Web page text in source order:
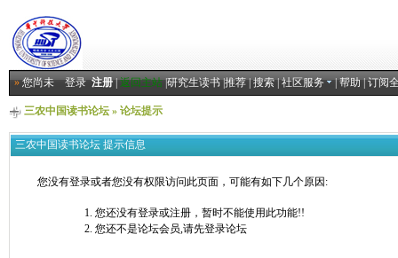
»您尚未登录 注册|返回主站|研究生读书|推荐|搜索|社区服务 |帮助|订阅
三农中国读书论坛» 论坛提示
三农中国读书论坛 提示信息
您没有登录或者您没有权限访问此页面，可能有如下几个原因:
您还没有登录或注册，暂时不能使用此功能!!
您还不是论坛会员,请先登录论坛